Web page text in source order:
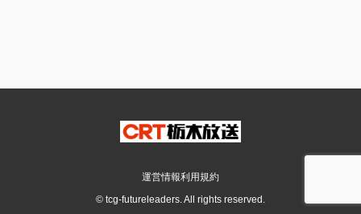
運営情報利用規約
© tcg-futureleaders. All rights reserved.